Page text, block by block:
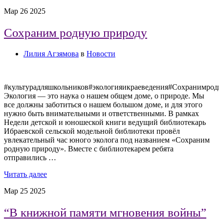
Мар 26 2025
Сохраним родную природу
Лилия Агзямова в Новости
Экология — это наука о нашем общем доме, о природе. Мы
все должны заботиться о нашем большом доме, и для этого
нужно быть внимательными и ответственными. В рамках
Недели детской и юношеской книги ведущий библиотекарь
Ибраевской сельской модельной библиотеки провёл
увлекательный час юного эколога под названием «Сохраним
родную природу». Вместе с библиотекарем ребята
отправились …
Читать далее
Мар 25 2025
“В книжной памяти мгновения войны”